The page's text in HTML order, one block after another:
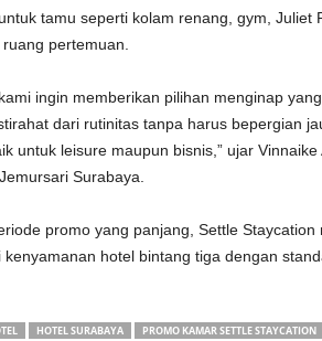
tamu seperti kolam renang, gym, Juliet
pertemuan.
ingin memberikan pilihan menginap
dari rutinitas tanpa harus bepergian
untuk leisure maupun bisnis,” ujar Vinnaike
Surabaya.
promo yang panjang, Settle Staycation
hotel bintang tiga dengan
HOTEL SURABAYA PROMO KAMAR SETTLE STAYCATION